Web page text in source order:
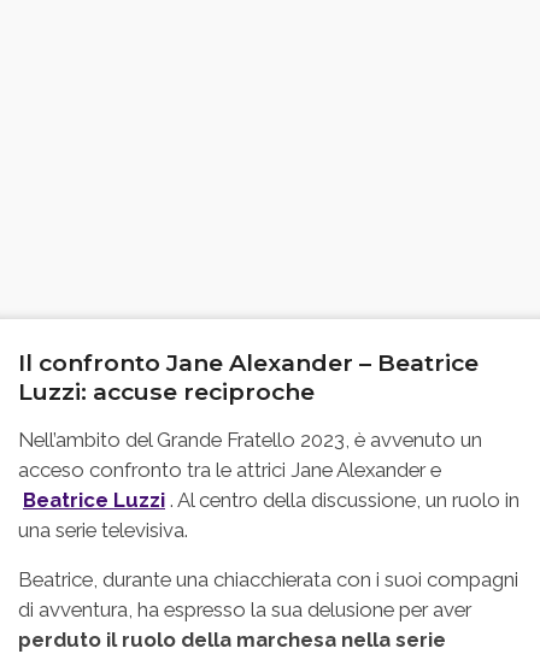
Il confronto Jane Alexander – Beatrice
Luzzi: accuse reciproche
Nell’ambito del Grande Fratello 2023, è avvenuto un
acceso confronto tra le attrici Jane Alexander e
Beatrice Luzzi . Al centro della discussione, un ruolo in
una serie televisiva.
Beatrice, durante una chiacchierata con i suoi compagni
di avventura, ha espresso la sua delusione per aver
perduto il ruolo della marchesa nella serie